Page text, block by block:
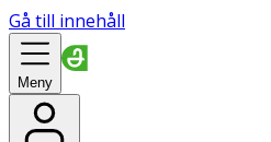
Gå till innehåll
Meny